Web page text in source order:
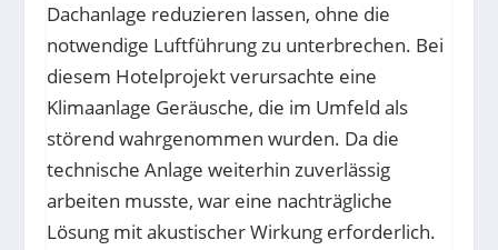
Dachanlage reduzieren lassen, ohne die
notwendige Luftführung zu unterbrechen. Bei
diesem Hotelprojekt verursachte eine
Klimaanlage Geräusche, die im Umfeld als
störend wahrgenommen wurden. Da die
technische Anlage weiterhin zuverlässig
arbeiten musste, war eine nachträgliche
Lösung mit akustischer Wirkung erforderlich.